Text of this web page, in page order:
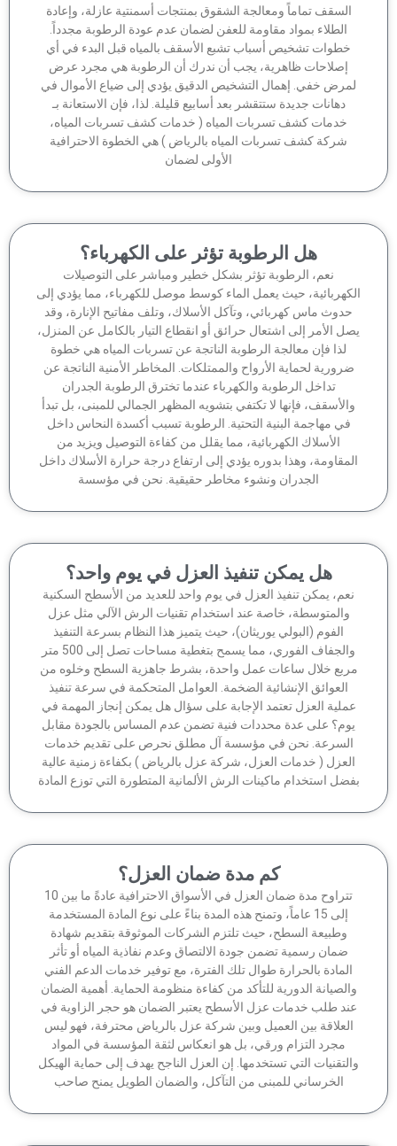
السقف تماماً ومعالجة الشقوق بمنتجات أسمنتية عازلة، وإعادة
الطلاء بمواد مقاومة للعفن لضمان عدم عودة الرطوبة مجدداً.
خطوات تشخيص أسباب تشبع الأسقف بالمياه قبل البدء في أي
إصلاحات ظاهرية، يجب أن ندرك أن الرطوبة هي مجرد عرض
خفي. إهمال التشخيص الدقيق يؤدي إلى ضياع الأموال في
دهانات جديدة ستتقشر بعد أسابيع قليلة. لذا، فإن الاستعانة بـ
خدمات كشف تسربات المياه ( خدمات كشف تسربات المياه،
شركة كشف تسربات المياه بالرياض ) هي الخطوة الاحترافية
الأولى لضمان
هل الرطوبة تؤثر على الكهرباء؟
نعم، الرطوبة تؤثر بشكل خطير ومباشر على التوصيلات
حيث يعمل الماء كوسط موصل للكهرباء، مما يؤدي إلى
حدوث ماس كهربائي، وتآكل الأسلاك، وتلف مفاتيح الإنارة، وقد
الأمر إلى اشتعال حرائق أو انقطاع التيار بالكامل عن المنزل،
لذا فإن معالجة الرطوبة الناتجة عن تسربات المياه هي خطوة
لحماية الأرواح والممتلكات. المخاطر الأمنية الناتجة عن
تداخل الرطوبة والكهرباء عندما تخترق الرطوبة الجدران
فإنها لا تكتفي بتشويه المظهر الجمالي للمبنى، بل تبدأ
في مهاجمة البنية التحتية. الرطوبة تسبب أكسدة النحاس داخل
الأسلاك الكهربائية، مما يقلل من كفاءة التوصيل ويزيد من
وهذا بدوره يؤدي إلى ارتفاع درجة حرارة الأسلاك داخل
الجدران ونشوء مخاطر حقيقية. نحن في مؤسسة
هل يمكن تنفيذ العزل في يوم واحد؟
يمكن تنفيذ العزل في يوم واحد للعديد من الأسطح السكنية
والمتوسطة، خاصة عند استخدام تقنيات الرش الآلي مثل عزل
الفوم (البولي يوريثان)، حيث يتميز هذا النظام بسرعة التنفيذ
والجفاف الفوري، مما يسمح بتغطية مساحات تصل إلى 500 متر
خلال ساعات عمل واحدة، بشرط جاهزية السطح وخلوه من
العوائق الإنشائية الضخمة. العوامل المتحكمة في سرعة تنفيذ
العزل تعتمد الإجابة على سؤال هل يمكن إنجاز المهمة في
على عدة محددات فنية تضمن عدم المساس بالجودة مقابل
نحن في مؤسسة آل مطلق نحرص على تقديم خدمات
( خدمات العزل، شركة عزل بالرياض ) بكفاءة زمنية عالية
استخدام ماكينات الرش الألمانية المتطورة التي توزع المادة
كم مدة ضمان العزل؟
تتراوح مدة ضمان العزل في الأسواق الاحترافية عادةً ما بين 10
إلى 15 عاماً، وتمنح هذه المدة بناءً على نوع المادة المستخدمة
وطبيعة السطح، حيث تلتزم الشركات الموثوقة بتقديم شهادة
ضمان رسمية تضمن جودة الالتصاق وعدم نفاذية المياه أو تأثر
المادة بالحرارة طوال تلك الفترة، مع توفير خدمات الدعم الفني
الدورية للتأكد من كفاءة منظومة الحماية. أهمية الضمان
طلب خدمات عزل الأسطح يعتبر الضمان هو حجر الزاوية في
بين العميل وبين شركة عزل بالرياض محترفة، فهو ليس
مجرد التزام ورقي، بل هو انعكاس لثقة المؤسسة في المواد
التي تستخدمها. إن العزل الناجح يهدف إلى حماية الهيكل
الخرساني للمبنى من التآكل، والضمان الطويل يمنح صاحب